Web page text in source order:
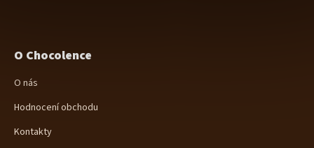
O Chocolence
O nás
Hodnocení obchodu
Kontakty